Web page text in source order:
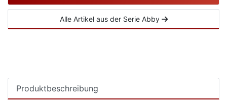
Alle Artikel aus der Serie Abby
Produktbeschreibung